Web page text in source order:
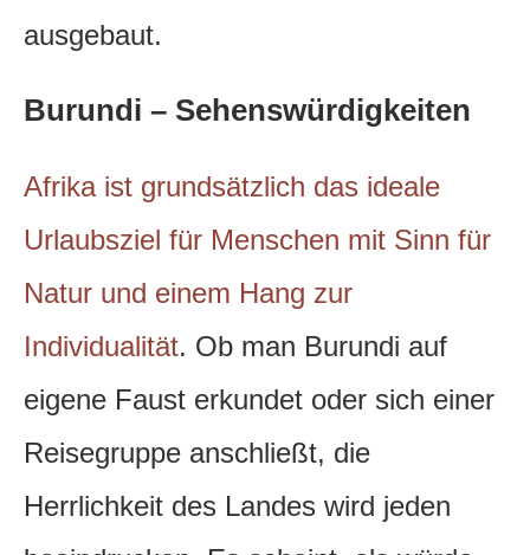
ausgebaut.
Burundi – Sehenswürdigkeiten
Afrika ist grundsätzlich das ideale
Urlaubsziel für Menschen mit Sinn für
Natur und einem Hang zur
Individualität. Ob man Burundi auf
eigene Faust erkundet oder sich einer
Reisegruppe anschließt, die
Herrlichkeit des Landes wird jeden